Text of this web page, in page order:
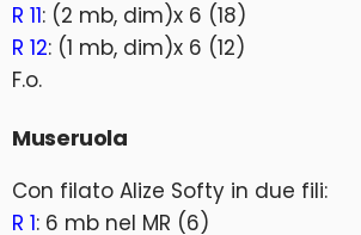
R 11: (2 mb, dim)x 6 (18)
R 12: (1 mb, dim)x 6 (12)
F.o.
Museruola
Con filato Alize Softy in due fili:
R 1: 6 mb nel MR (6)